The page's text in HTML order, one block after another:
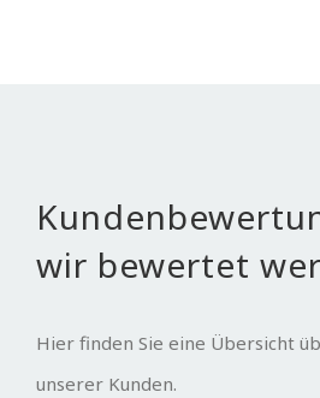
wir bewertet
Hier finden Sie eine Übersicht
unserer Kunden.